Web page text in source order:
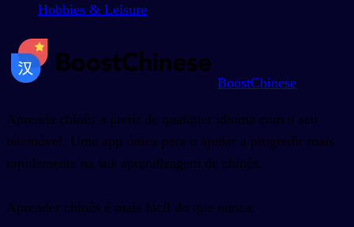
Hobbies & Leisure
BoostChinese
Aprenda chinês a partir de qualquer idioma com o seu
telemóvel. Uma app única para o ajudar a progredir mais
rapidamente na sua aprendizagem de chinês.
Aprender chinês é mais fácil do que nunca.